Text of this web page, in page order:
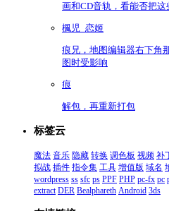
画和CD音轨，看能否把这
楓児_恋姬
痕兄，地图编辑器右下角
图时受影响
痕
解包，再重新打包
标签云
魔法 音乐 隐藏 转换 调色板 视频 补
拟战 插件 指令集 工具 增值版 域名
wordpress ss sfc ps PPF PHP pc-fx pc
extract DER Bealphareth Android 3ds